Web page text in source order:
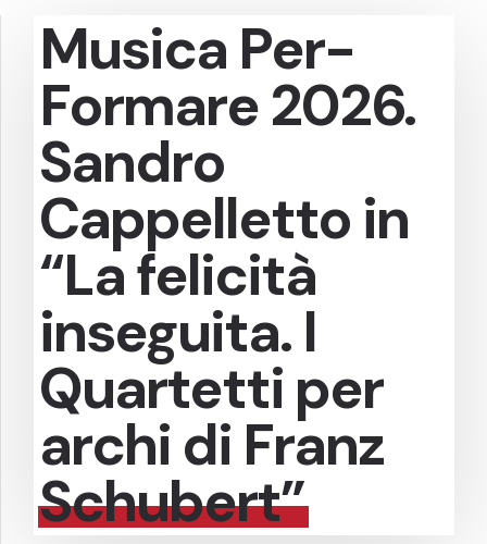
Musica Per-
Formare 2026.
Sandro
Cappelletto in
“La felicità
inseguita. I
Quartetti per
archi di Franz
Schubert”